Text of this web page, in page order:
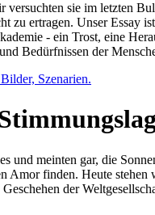
sie im letzten
ertragen. Unser Essay
- ein Trost, eine
Bedürfnissen der
Szenarien.
und meinten gar, die
Amor finden. Heute
der